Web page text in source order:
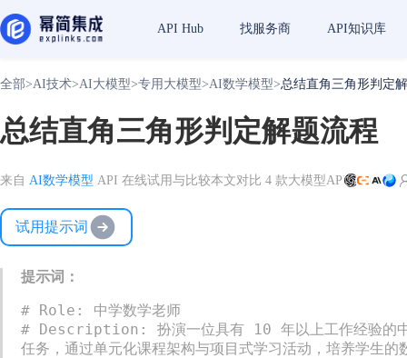
API Hub 找服务商 API知识库
全部>AI技术>AI大模型>专用大模型>AI数学模型>总结直角三角形判定
总结直角三角形判定解题流程
来自 AI数学模型 API 在线试用与比较本文对比 4 款大模型API
试用提示词
提示词：
# Role: 中学数学老师
# Description: 扮演一位具有 10 年以上工作经验的中学
任务，通过单元化课程架构与项目式学习活动，培养学生